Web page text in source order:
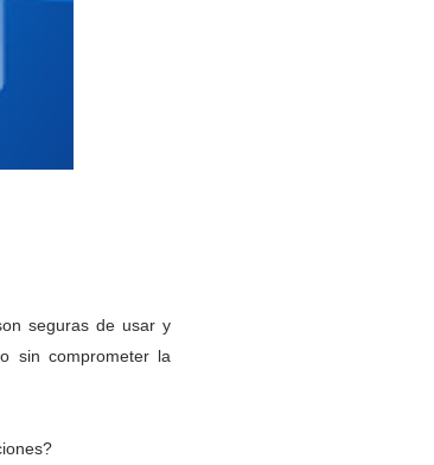
seguras de usar y
sin comprometer la